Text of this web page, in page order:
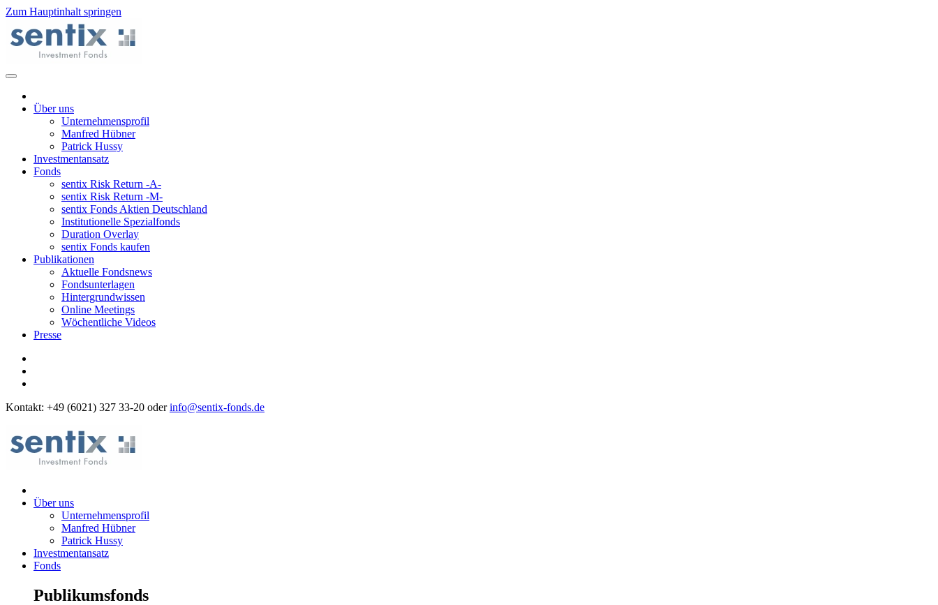
Zum Hauptinhalt springen
Über uns
Unternehmensprofil
Manfred Hübner
Patrick Hussy
Investmentansatz
Fonds
sentix Risk Return -A-
sentix Risk Return -M-
sentix Fonds Aktien Deutschland
Institutionelle Spezialfonds
Duration Overlay
sentix Fonds kaufen
Publikationen
Aktuelle Fondsnews
Fondsunterlagen
Hintergrundwissen
Online Meetings
Wöchentliche Videos
Presse
Kontakt: +49 (6021) 327 33-20 oderinfo@sentix-fonds.de
Über uns
Unternehmensprofil
Manfred Hübner
Patrick Hussy
Investmentansatz
Fonds
Publikumsfonds